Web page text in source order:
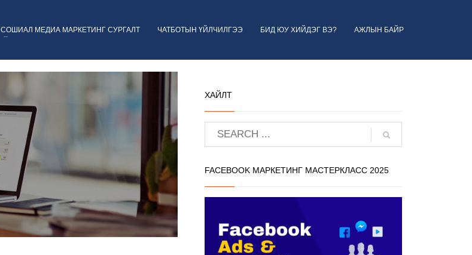
СОШИАЛ МЕДИА МАРКЕТИНГ СУРГАЛТ ЧАТБОТЫН ҮЙЛЧИЛГЭЭ БИД ЮУ ХИЙДЭГ ВЭ? АЖЛЫН БАЙР
ХАЙЛТ
FACEBOOK МАРКЕТИНГ МАСТЕРКЛАСС 2025